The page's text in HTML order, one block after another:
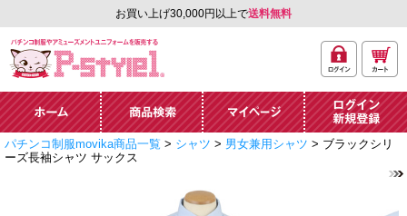
お買い上げ30,000円以上で送料無料
ーズメントユニフォー
ム通販「P-style 1」.
イン
ト
ホーム 商品検索 マイページ
ログイン・新規
パチンコ制服movika商品一覧 > シャツ > 男女兼用シャツ > ブラックシリ
ーズ長袖シャツ サックス